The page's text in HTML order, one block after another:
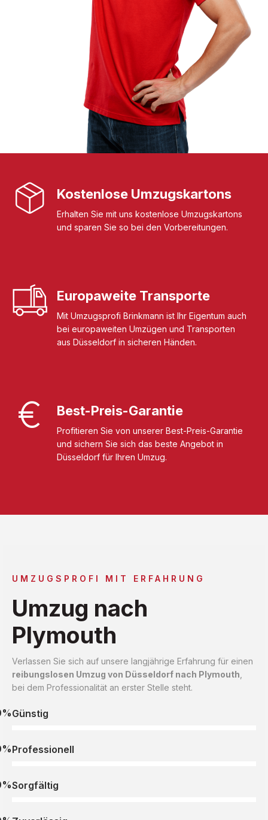
Kostenlose Umzugskartons
Erhalten Sie mit uns kostenlose Umzugskartons
und sparen Sie so bei den Vorbereitungen.
Europaweite Transporte
Mit Umzugsprofi Brinkmann ist Ihr Eigentum auch
bei europaweiten Umzügen und Transporten
aus Düsseldorf in sicheren Händen.
Best-Preis-Garantie
Profitieren Sie von unserer Best-Preis-Garantie
und sichern Sie sich das beste Angebot in
Düsseldorf für Ihren Umzug.
UMZUGSPROFI MIT ERFAHRUNG
Umzug nach
Plymouth
Verlassen Sie sich auf unsere langjährige Erfahrung für einen
reibungslosen Umzug von Düsseldorf nach Plymouth
bei dem Professionalität an erster Stelle steht.
Günstig
Professionell
Sorgfältig